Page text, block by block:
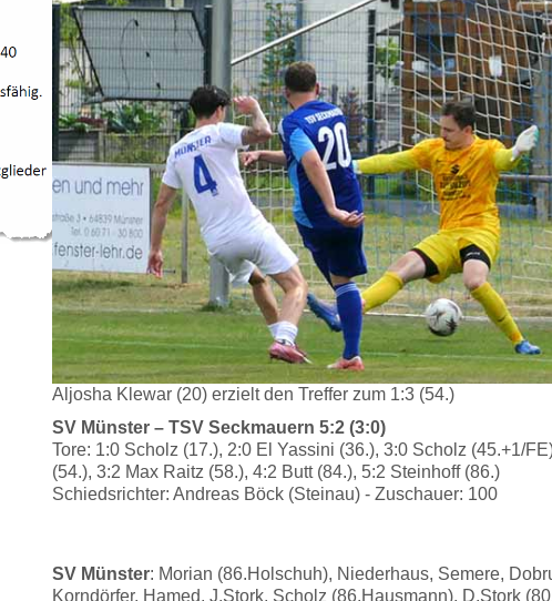
Aljosha Klewar (20) erzielt den Treffer zum 1:3 (54.)
SV Münster – TSV Seckmauern 5:2 (3:0)
Tore: 1:0 Scholz (17.), 2:0 El Yassini (36.), 3:0 Scholz (45.+1/
(54.), 3:2 Max Raitz (58.), 4:2 Butt (84.), 5:2 Steinhoff (86.)
Schiedsrichter: Andreas Böck (Steinau) - Zuschauer: 100
SV Münster: Morian (86.Holschuh), Niederhaus, Semere,
Korndörfer, Hamed, J.Stork, Scholz (86.Hausmann), D.Stork